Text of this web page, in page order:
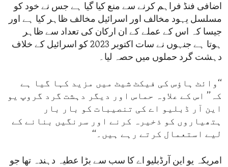
اضافی فنڈ فراہم کرنے سے منع کیا گیا ہے جس نے خود کو
مسلسل یہود مخالف اور اسرائیل مخالف ظاہر کیا ہے اور
جیسا کہ اس کے عملے کے ان ارکان کی تعداد سے ظاہر
ہوتا ہے جنہوں نے سات اکتوبر 2023 کو اسرائیل کے خلاف
دہشت گرد حملوں میں حصہ لیا۔
‘‘وائٹ ہاؤس کی فیکٹ شیٹ میں مزید کہا گیا ہے
کہ’’ اس کے علاوہ حماس اور دیگر دہشت گرد گروپ یو
این آر ڈبلیو اے کی تنصیبات کو بار بار
ہتھیاروں کو ذخیرہ کرنے اور سرنگیں بنانے کے
لیے استعمال کرتے رہے ہیں۔‘‘
امریکہ یو این آرڈبلیو اے کا سب سے بڑا عطیہ دہندہ تھا جو